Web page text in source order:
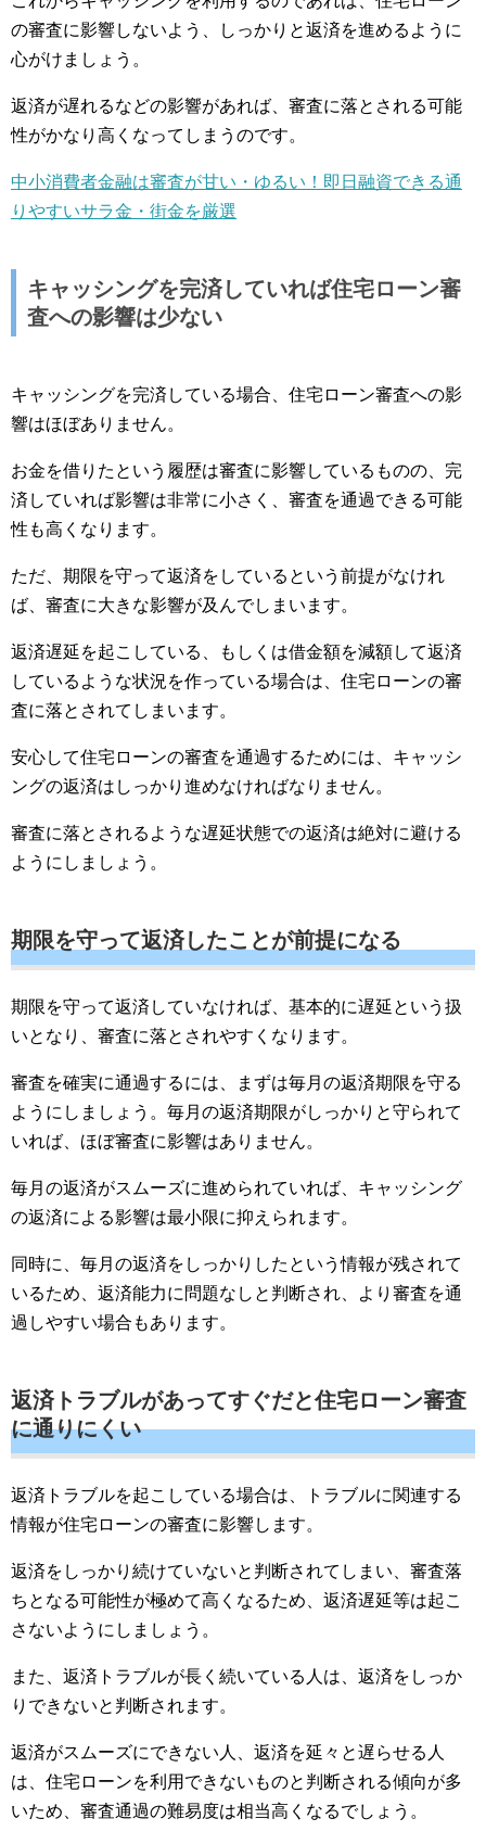
の審査に影響しないよう、しっかりと返済を進めるように
心がけましょう。
返済が遅れるなどの影響があれば、審査に落とされる可能
性がかなり高くなってしまうのです。
中小消費者金融は審査が甘い・ゆるい！即日融資できる通
りやすいサラ金・街金を厳選
キャッシングを完済していれば住宅ローン審
査への影響は少ない
キャッシングを完済している場合、住宅ローン審査への影
響はほぼありません。
お金を借りたという履歴は審査に影響しているものの、完
済していれば影響は非常に小さく、審査を通過できる可能
性も高くなります。
ただ、期限を守って返済をしているという前提がなけれ
ば、審査に大きな影響が及んでしまいます。
返済遅延を起こしている、もしくは借金額を減額して返済
しているような状況を作っている場合は、住宅ローンの審
査に落とされてしまいます。
安心して住宅ローンの審査を通過するためには、キャッシ
ングの返済はしっかり進めなければなりません。
審査に落とされるような遅延状態での返済は絶対に避ける
ようにしましょう。
期限を守って返済したことが前提になる
期限を守って返済していなければ、基本的に遅延という扱
いとなり、審査に落とされやすくなります。
審査を確実に通過するには、まずは毎月の返済期限を守る
ようにしましょう。毎月の返済期限がしっかりと守られて
いれば、ほぼ審査に影響はありません。
毎月の返済がスムーズに進められていれば、キャッシング
の返済による影響は最小限に抑えられます。
同時に、毎月の返済をしっかりしたという情報が残されて
いるため、返済能力に問題なしと判断され、より審査を通
過しやすい場合もあります。
返済トラブルがあってすぐだと住宅ローン審査
に通りにくい
返済トラブルを起こしている場合は、トラブルに関連する
情報が住宅ローンの審査に影響します。
返済をしっかり続けていないと判断されてしまい、審査落
ちとなる可能性が極めて高くなるため、返済遅延等は起こ
さないようにしましょう。
また、返済トラブルが長く続いている人は、返済をしっか
りできないと判断されます。
返済がスムーズにできない人、返済を延々と遅らせる人
は、住宅ローンを利用できないものと判断される傾向が多
いため、審査通過の難易度は相当高くなるでしょう。